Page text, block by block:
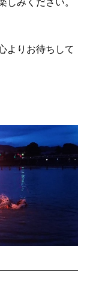
しみください。
よりお待ちして